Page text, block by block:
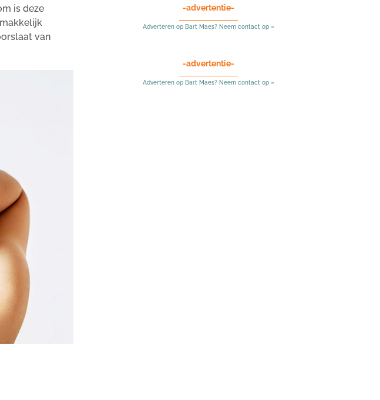
is deze
van
-advertentie-
Adverteren op Bart Maes? Neem contact op »
-advertentie-
Adverteren op Bart Maes? Neem contact op »